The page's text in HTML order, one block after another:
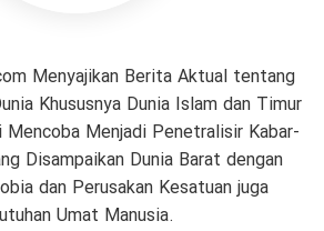
Menyajikan Berita Aktual tentang
Khususnya Dunia Islam dan Timur
Menjadi Penetralisir Kabar-
Disampaikan Dunia Barat dengan
dan Perusakan Kesatuan juga
Umat Manusia.